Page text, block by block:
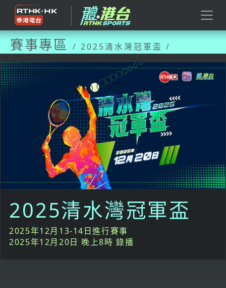
賽事專區 / 2025清水灣冠軍盃 /
2025清水灣冠軍盃
2025年12月13-14日進行賽事
2025年12月20日 晚上8時 錄播